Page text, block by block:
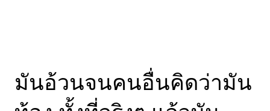
มันอ้วนจนคนอื่นคิดว่ามัน